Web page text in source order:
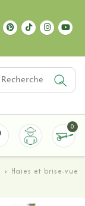
0
› Haies et brise-vue